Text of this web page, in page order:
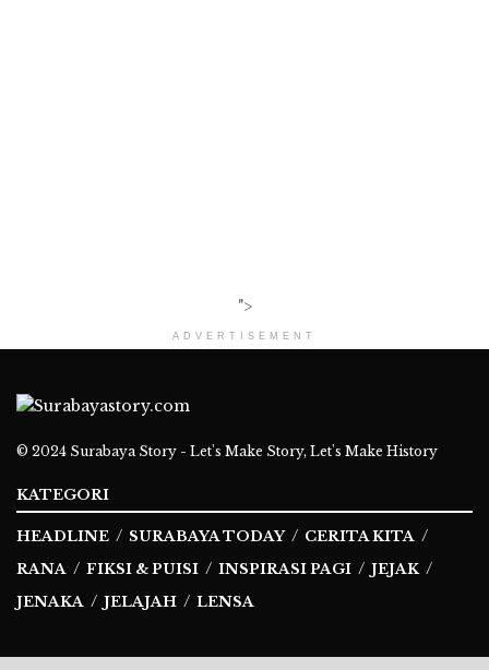
">
ADVERTISEMENT
© 2024 Surabaya Story - Let's Make Story, Let's Make History
KATEGORI
HEADLINE SURABAYA TODAY
CERITA KITA
RANA
FIKSI & PUISI INSPIRASI PAGI
JEJAK
JENAKA
JELAJAH LENSA